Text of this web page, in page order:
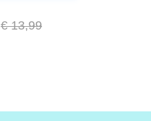
€ 13,99